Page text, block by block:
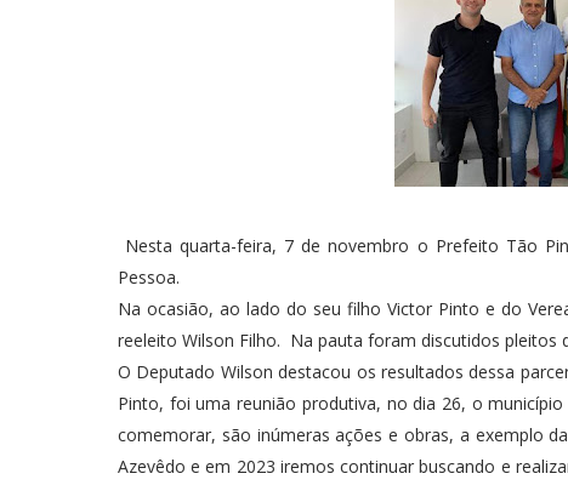
Nesta quarta-feira, 7 de novembro o Prefeito Tão
Pessoa.
Na ocasião, ao lado do seu filho Victor Pinto e do
reeleito Wilson Filho. Na pauta foram discutidos pleitos
O Deputado Wilson destacou os resultados dessa
Pinto, foi uma reunião produtiva, no dia 26, o
comemorar, são inúmeras ações e obras, a exemplo
Azevêdo e em 2023 iremos continuar buscando e